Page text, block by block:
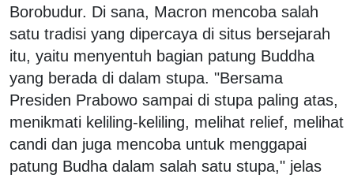
Borobudur. Di sana, Macron mencoba salah
satu tradisi yang dipercaya di situs bersejarah
itu, yaitu menyentuh bagian patung Buddha
yang berada di dalam stupa. "Bersama
Presiden Prabowo sampai di stupa paling atas,
menikmati keliling-keliling, melihat relief, melihat
candi dan juga mencoba untuk menggapai
patung Budha dalam salah satu stupa," jelas